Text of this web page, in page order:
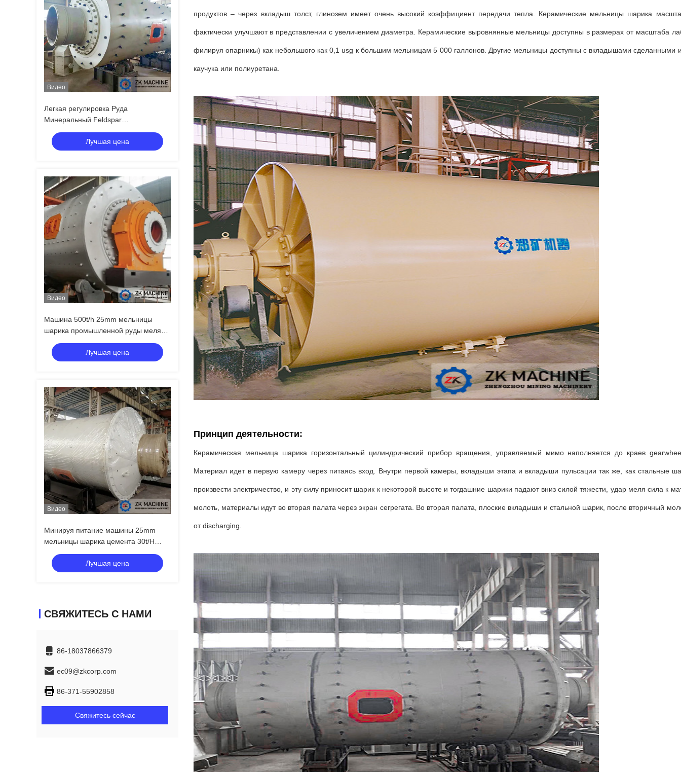
Видео
Легкая регулировка Руда
Минеральный Feldspar
Шлифовальная шаровая мельница
непрерывная шаровая мельница
шлифователь
Лучшая цена
Видео
Машина 500t/h 25mm мельницы
шарика промышленной руды меля
питаясь
Лучшая цена
Видео
Минируя питание машины 25mm
мельницы шарика цемента 30t/H
непрерывное
Лучшая цена
СВЯЖИТЕСЬ С НАМИ
86-18037866379
ec09@zkcorp.com
86-371-55902858
Свяжитесь сейчас
продуктов – через вкладыш толст, глинозем имеет очень высокий коэффициент передачи тепла. Керамические мельницы шарика
фактически улучшают в представлении с увеличением диаметра. Керамические выровнянные мельницы доступны в размерах от масштаба
филируя опарникы) как небольшого как 0,1 usg к большим мельницам 5 000 галлонов. Другие мельницы доступны с вкладышами сделанными
каучука или полиуретана.
Принцип деятельности:
Керамическая мельница шарика горизонтальный цилиндрический прибор вращения, управляемый мимо наполняется до краев
Материал идет в первую камеру через питаясь вход. Внутри первой камеры, вкладыши этапа и вкладыши пульсации так же, как стальные
произвести электричество, и эту силу приносит шарик к некоторой высоте и тогдашние шарики падают вниз силой тяжести, удар меля сила к
молоть, материалы идут во вторая палата через экран сегрегата. Во вторая палата, плоские вкладыши и стальной шарик, после вторичный
от discharging.